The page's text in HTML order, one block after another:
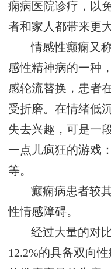
痫病医院诊疗，以
者和家人都带来更
情感性癫痫又
感性精神病的一种
感轮流替换，患者
受折磨。在情绪低
失去兴趣，可是一
一点儿疯狂的游戏
等。
癫痫病患者较
性情感障碍。
经过大量的对
12.2%的具备双向